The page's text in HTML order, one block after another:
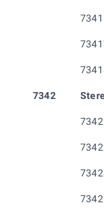
7342